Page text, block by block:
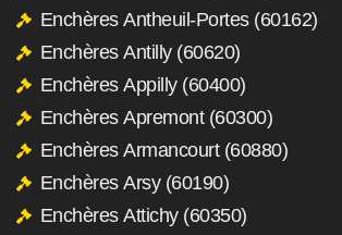
Enchères Antheuil-Portes (60162)
Enchères Antilly (60620)
Enchères Appilly (60400)
Enchères Apremont (60300)
Enchères Armancourt (60880)
Enchères Arsy (60190)
Enchères Attichy (60350)